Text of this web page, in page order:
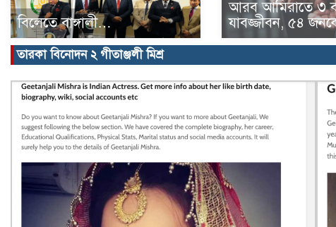
বিলেতে বাঙ্গালী…
আরব আমিরাতে ৩
যাবজ্জীবন, ৫৪
তারকা বিনোদন ২ গীতাঞ্জলী মিশ্র